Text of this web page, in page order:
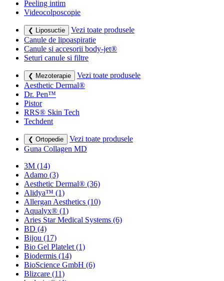
Peeling intim
Videocolposcopie
❮ Liposuctie
Vezi toate produsele
Canule de lipoaspiratie
Canule si accesorii body-jet®
Seturi canule si filtre
❮ Mezoterapie
Vezi toate produsele
Aesthetic Dermal®
Dr. Pen™
Pistor
RRS® Skin Tech
Techdent
❮ Ortopedie
Vezi toate produsele
Guna Collagen MD
3M (14)
Adamo (3)
Aesthetic Dermal® (36)
Alidya™ (1)
Allergan Aesthetics (10)
Aqualyx® (1)
Aries Star Medical Systems (6)
BD (4)
Bijou (17)
Bio Gel Platelet (1)
Biodermis (14)
BioScience GmbH (6)
Blizcare (11)